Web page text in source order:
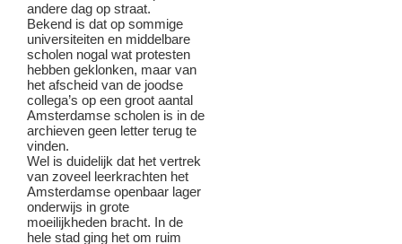
andere dag op straat.
Bekend is dat op sommige
universiteiten en middelbare
scholen nogal wat protesten
hebben geklonken, maar van
het afscheid van de joodse
collega’s op een groot aantal
Amsterdamse scholen is in de
archieven geen letter terug te
vinden.
Wel is duidelijk dat het vertrek
van zoveel leerkrachten het
Amsterdamse openbaar lager
onderwijs in grote
moeilijkheden bracht. In de
hele stad ging het om ruim